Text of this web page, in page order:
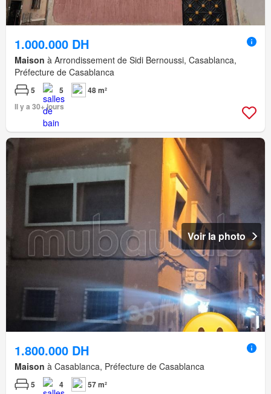
1.000.000 DH
Maison à Arrondissement de Sidi Bernoussi, Casablanca,
Préfecture de Casablanca
5 5
48 m²
Il y a 30+ jours
Voir la photo
1.800.000 DH
Maison à Casablanca, Préfecture de Casablanca
5 4 57 m²